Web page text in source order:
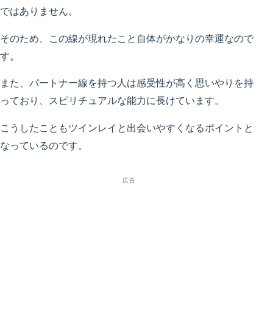
ではありません。
そのため、この線が現れたこと自体がかなりの幸運なので
す。
また、パートナー線を持つ人は感受性が高く思いやりを持
っており、スピリチュアルな能力に長けています。
こうしたこともツインレイと出会いやすくなるポイントと
なっているのです。
広告